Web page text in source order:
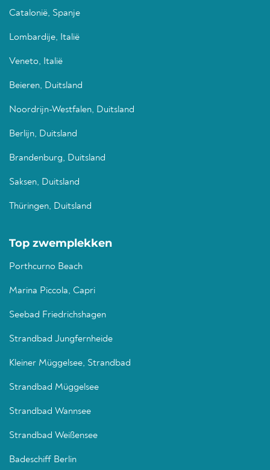
Catalonië, Spanje
Lombardije, Italië
Veneto, Italië
Beieren, Duitsland
Noordrijn-Westfalen, Duitsland
Berlijn, Duitsland
Brandenburg, Duitsland
Saksen, Duitsland
Thüringen, Duitsland
Top zwemplekken
Porthcurno Beach
Marina Piccola, Capri
Seebad Friedrichshagen
Strandbad Jungfernheide
Kleiner Müggelsee, Strandbad
Strandbad Müggelsee
Strandbad Wannsee
Strandbad Weißensee
Badeschiff Berlin